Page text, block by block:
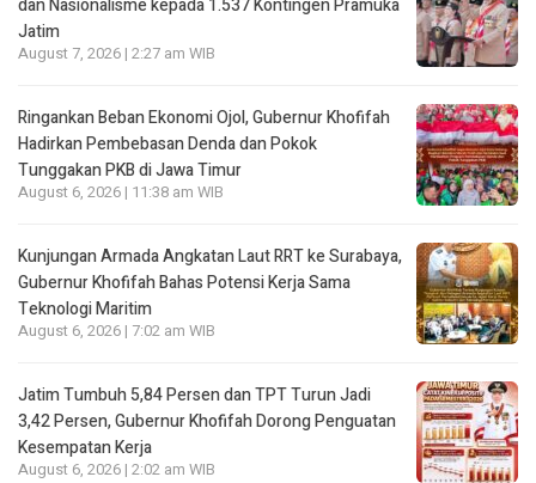
dan Nasionalisme kepada 1.537 Kontingen Pramuka
Jatim
August 7, 2026 | 2:27 am WIB
Ringankan Beban Ekonomi Ojol, Gubernur Khofifah
Hadirkan Pembebasan Denda dan Pokok
Tunggakan PKB di Jawa Timur
August 6, 2026 | 11:38 am WIB
Kunjungan Armada Angkatan Laut RRT ke Surabaya,
Gubernur Khofifah Bahas Potensi Kerja Sama
Teknologi Maritim
August 6, 2026 | 7:02 am WIB
Jatim Tumbuh 5,84 Persen dan TPT Turun Jadi
3,42 Persen, Gubernur Khofifah Dorong Penguatan
Kesempatan Kerja
August 6, 2026 | 2:02 am WIB